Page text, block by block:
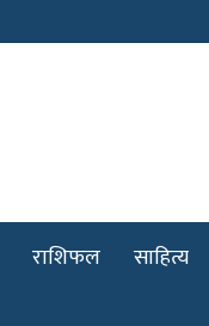
राशिफल साहित्य